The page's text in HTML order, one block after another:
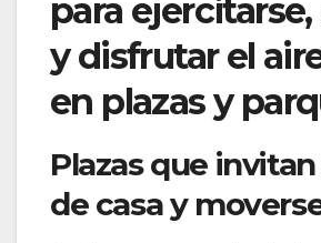
para
y disfrutar el
en plazas y
Plazas que invitan
de casa y